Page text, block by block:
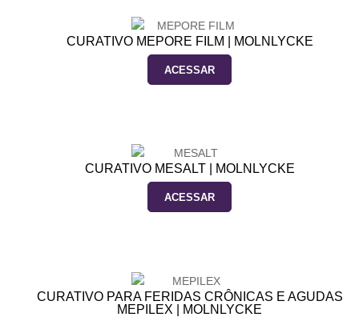
CURATIVO MEPORE FILM | MOLNLYCKE
ACESSAR
CURATIVO MESALT | MOLNLYCKE
ACESSAR
CURATIVO PARA FERIDAS CRÔNICAS E AGUDAS
MEPILEX | MOLNLYCKE